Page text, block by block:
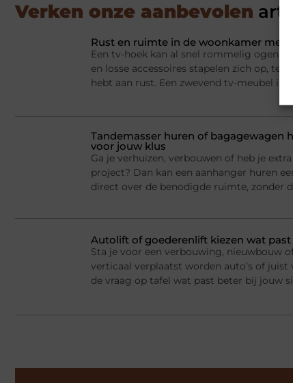
Verken onze aanbevolen
Rust en ruimte in de woonkamer met
Een tv-hoek kan al snel rommelig ogen.
en losse accessoires stapelen zich op,
hebt aan rust. Een zwevend tv-meubel is
Tandemasser huren of bagagewagen
voor jouw klus
Ga je verhuizen, verbouwen of heb je
project? Dan kan een aanhanger huren
direct over de benodigde ruimte, zonder
Autolift of goederenlift kiezen wat
Sta je voor een verbouwing, nieuwbouw
verticaal verplaatst worden auto’s of
de vraag op tafel wat past beter bij jouw